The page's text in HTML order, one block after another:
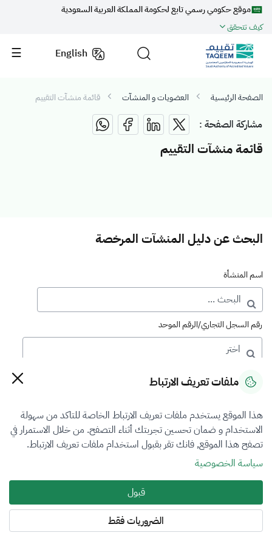
موقع حكومي رسمي تابع لحكومة المملكة العربية السعودية
كيف تتحقق
English
الصفحة الرئيسية العضويات و المنشآت قائمة منشآت التقييم
مشاركة الصفحة :
قائمة منشآت التقييم
البحث عن دليل المنشآت المرخصة
اسم المنشأة
رقم السجل التجاري/الرقم الموحد
رقم الترخيص
التصنيف
VFR3
فرع التقييم
ملفات تعريف الارتباط
هذا الموقع يستخدم ملفات تعريف الارتباط الخاصة للتاكد من سهولة
الاستخدام و ضمان تحسين تجربتك أثناء التصفح. من خلال الاستمرار في
تصفح هذا الموقع, فانك تقر بقبول استخدام ملفات تعريف الارتباط.
سياسة الخصوصية
قبول
الضروريات فقط